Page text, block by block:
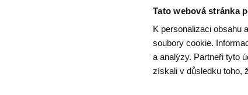
Tato webová stránka
K personalizaci obsahu
soubory cookie.
a analýzy. Partneři tyto
získali v důsledku toho,